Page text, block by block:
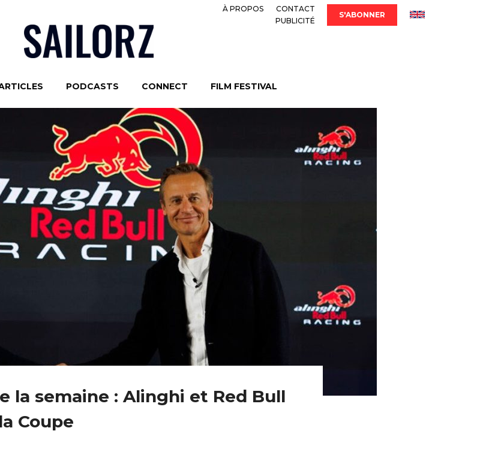
À PROPOS
CONTACT
PUBLICITÉ
S'ABONNER
PODCASTS CONNECT FILM FESTIVAL
la semaine : Alinghi et Red Bull
Coupe